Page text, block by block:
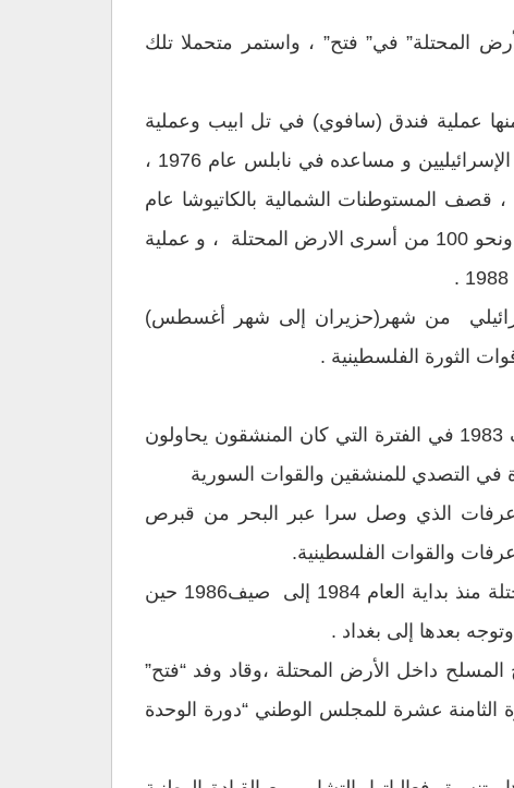
الغربي ” الأرض المحتلة” في” فتح” ، واستمر متحملا تلك
عملية فندق (سافوي) في تل ابيب وعملية
انفجار الشاحنة المفخخة في القدس في العام 1975 ، عملية قتل البرت ليفي كبير خبراء المتفجرات الإسرائيليين و مساعده في نابلس عام 1976 ،
عملية الساحل “الشاطىء” بقيادةدلال المغربي في العام 1978 ، عملية قصف ميناء ايلات عام 1979 ، قصف المستوطنات الشمالية بالكاتيوشا عام
1981 ،أسر 8 جنود إسرائيليين في لبنان ومبادلتهم بنحو 4500 أسير لبناني و فلسطيني في جنوب لبنان ونحو 100 من أسرى الارض المحتلة ، و عملية
من شهر(حزيران إلى شهر أغسطس)
قررت السلطات السورية منعه من “دخول الأراضي السورية أو الأراضي التي تديرها سورية” في صيف 1983 في الفترة التي كان المنشقون يحاولون
في التصدي للمنشقين والقوات السورية
عرفات الذي وصل سرا عبر البحر من قبرص
تولى رئاسة الجانب الفلسطيني في اللجنة الأردنية -الفلسطينية المشتركة لدعم الأهل في الأرض المحتلة منذ بداية العام 1984 إلى صيف1986 حين
داخل الأرض المحتلة ،وقاد وفد “فتح”
عشرة للمجلس الوطني “دورة الوحدة